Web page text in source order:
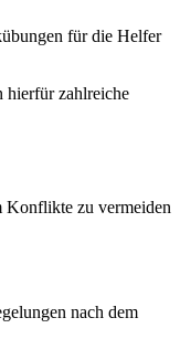
für die Helfer
hierfür zahlreiche
Konflikte zu vermeiden
nach dem